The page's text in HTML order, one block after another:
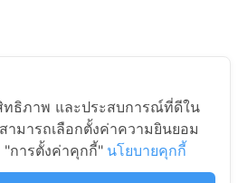
สวิทช์ ON-ON KN3C202
6A-250V
ทธิภาพ และประสบการณ์ที่ดีใน
ามารถเลือกตั้งค่าความยินยอม
การตั้งค่าคุกกี้" นโยบายคุกกี้